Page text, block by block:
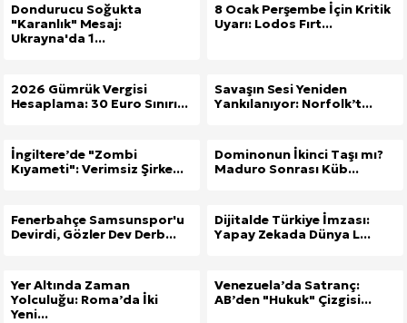
Dondurucu Soğukta
"Karanlık" Mesaj:
Ukrayna'da 1...
8 Ocak Perşembe İçin Kritik
Uyarı: Lodos Fırt...
2026 Gümrük Vergisi
Hesaplama: 30 Euro Sınırı...
Savaşın Sesi Yeniden
Yankılanıyor: Norfolk’t...
İngiltere’de "Zombi
Kıyameti": Verimsiz Şirke...
Dominonun İkinci Taşı mı?
Maduro Sonrası Küb...
Fenerbahçe Samsunspor'u
Devirdi, Gözler Dev Derb...
Dijitalde Türkiye İmzası:
Yapay Zekada Dünya L...
Yer Altında Zaman
Yolculuğu: Roma’da İki
Yeni...
Venezuela’da Satranç:
AB’den "Hukuk" Çizgisi...